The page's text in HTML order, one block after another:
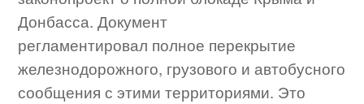
Донбасса. Документ
регламентировал полное перекрытие
железнодорожного, грузового и автобусного
сообщения с этими территориями. Это